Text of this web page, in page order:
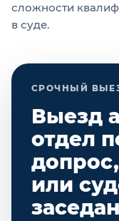
сложности
в суде.
СРОЧНЫЙ
Выезд
отдел
или